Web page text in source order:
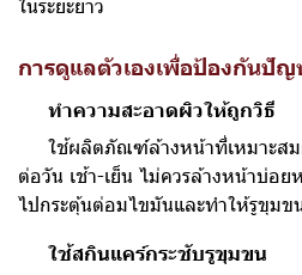
ในระยะยาว
การดูแลตัวเองเพื่อป้องกันปั
ทำความสะอาดผิวให้ถูกวิธี
ใช้ผลิตภัณฑ์ล้างหน้าที่เหมาะสม
ต่อวัน เช้า-เย็น ไม่ควรล้างหน้าบ่อย
ไปกระตุ้นต่อมไขมันและทำให้รูขุมข
ใช้สกินแคร์กระชับรูขุมขน